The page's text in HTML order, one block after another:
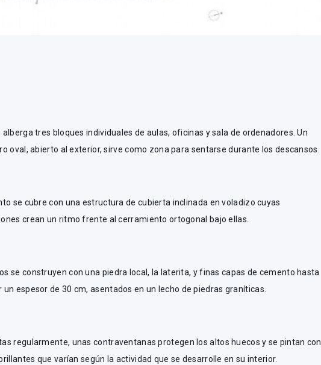
alberga tres bloques individuales de aulas, oficinas y sala de ordenadores. Un
oval, abierto al exterior, sirve como zona para sentarse durante los descansos.
se cubre con una estructura de cubierta inclinada en voladizo cuyas
crean un ritmo frente al cerramiento ortogonal bajo ellas.
se construyen con una piedra local, la laterita, y finas capas de cemento hasta
un espesor de 30 cm, asentados en un lecho de piedras graníticas.
regularmente, unas contraventanas protegen los altos huecos y se pintan con
que varían según la actividad que se desarrolle en su interior.